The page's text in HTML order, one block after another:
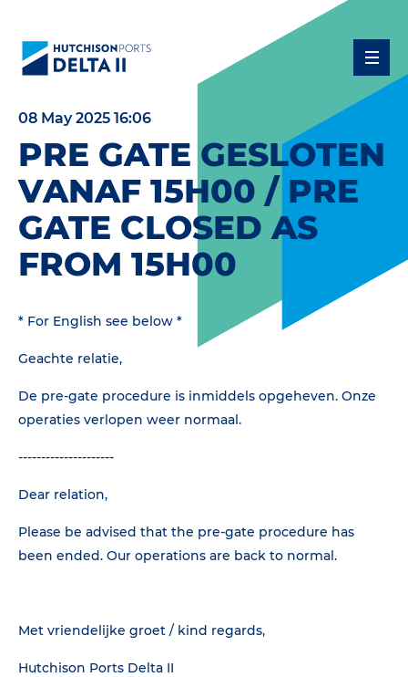
08 May 2025 16:06
PRE GATE GESLOTEN
VANAF 15H00 / PRE
GATE CLOSED AS
FROM 15H00
* For English see below *
Geachte relatie,
De pre-gate procedure is inmiddels opgeheven. Onze
operaties verlopen weer normaal.
---------------------
Dear relation,
Please be advised that the pre-gate procedure has
been ended. Our operations are back to normal.
Met vriendelijke groet / kind regards,
Hutchison Ports Delta II